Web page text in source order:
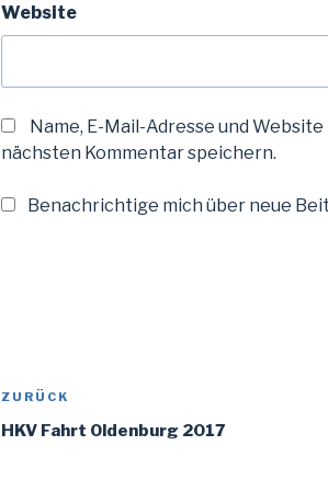
Website
Name, E-Mail-Adresse und
nächsten Kommentar speichern.
Benachrichtige mich über neue
Beitragsnavigation
Vorheriger
Beitrag
ZURÜCK
HKV Fahrt Oldenburg 2017